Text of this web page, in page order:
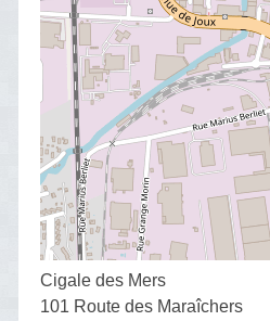
Cigale des Mers
101 Route des Maraîchers